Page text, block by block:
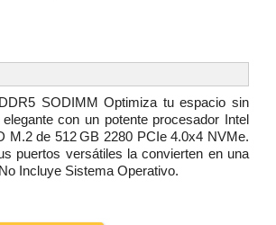
SODIMM Optimiza tu espacio sin
con un potente procesador Intel
M.2 de 512 GB 2280 PCIe 4.0x4 NVMe.
puertos versátiles la convierten en una
Incluye Sistema Operativo.